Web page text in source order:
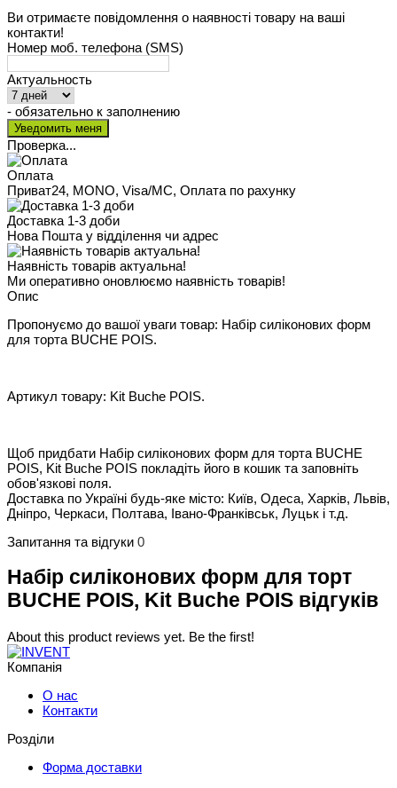
Ви отримаєте повідомлення о наявності товару на ваші
контакти!
Номер моб. телефона (SMS)
Актуальность
- обязательно к заполнению
Проверка...
Оплата
Приват24, MONO, Visa/MC, Оплата по рахунку
Доставка 1-3 доби
Нова Пошта у відділення чи адрес
Наявність товарів актуальна!
Ми оперативно оновлюємо наявність товарів!
Опис
Пропонуємо до вашої уваги товар: Набір силіконових форм
для торта BUCHE POIS.
Артикул товару: Kit Buche POIS.
Щоб придбати Набір силіконових форм для торта BUCHE
POIS, Kit Buche POIS покладіть його в кошик та заповніть
обов'язкові поля.
Доставка по Україні будь-яке місто: Київ, Одеса, Харків, Львів,
Дніпро, Черкаси, Полтава, Івано-Франківськ, Луцьк і т.д.
Запитання та відгуки 0
Набір силіконових форм для торт
BUCHE POIS, Kit Buche POIS відгуків
About this product reviews yet. Be the first!
Компанія
О нас
Контакти
Розділи
Форма доставки